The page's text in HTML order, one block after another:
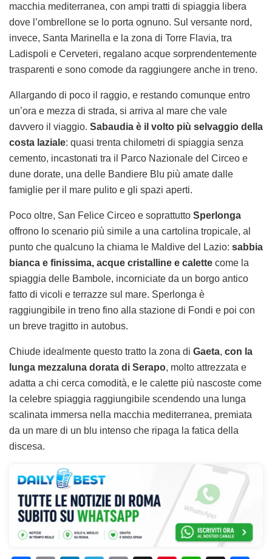
macchia mediterranea, con ampi tratti di spiaggia libera
dove l’ombrellone se lo porta ognuno. Sul versante nord,
invece, Santa Marinella e la zona di Torre Flavia, tra
Ladispoli e Cerveteri, regalano acque sorprendentemente
trasparenti e sono comode da raggiungere anche in treno.
Allargando di poco il raggio, e restando comunque entro
un’ora e mezza di strada, si arriva al mare che vale
davvero il viaggio. Sabaudia è il volto più selvaggio della
costa laziale: quasi trenta chilometri di spiaggia senza
cemento, incastonati tra il Parco Nazionale del Circeo e
dune dorate, una delle Bandiere Blu più amate dalle
famiglie per il mare pulito e gli spazi aperti.
Poco oltre, San Felice Circeo e soprattutto Sperlonga
offrono lo scenario più simile a una cartolina tropicale, al
punto che qualcuno la chiama le Maldive del Lazio: sabbia
bianca e finissima, acque cristalline e calette come la
spiaggia delle Bambole, incorniciate da un borgo antico
fatto di vicoli e terrazze sul mare. Sperlonga è
raggiungibile in treno fino alla stazione di Fondi e poi con
un breve tragitto in autobus.
Chiude idealmente questo tratto la zona di Gaeta, con la
lunga mezzaluna dorata di Serapo, molto attrezzata e
adatta a chi cerca comodità, e le calette più nascoste come
la celebre spiaggia raggiungibile scendendo una lunga
scalinata immersa nella macchia mediterranea, premiata
da un mare di un blu intenso che ripaga la fatica della
discesa.